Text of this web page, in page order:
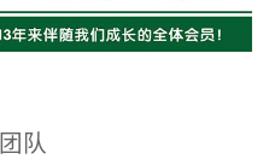
队